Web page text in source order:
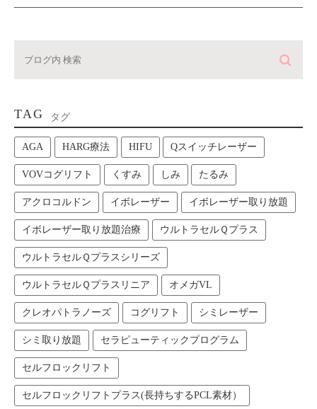
TAG タグ
AGA HARG療法 HIFU Qスイッチレーザー
VOVコグリフト くすみ しみ たるみ
アクロコルドン イボレーザー イボレーザー取り放題
イボレーザー取り放題治療 ウルトラセルＱプラス
ウルトラセルＱプラスシリーズ
ウルトラセルＱプラスリニア オメガVL
クレオパトラノーズ コグリフト シミレーザー
シミ取り放題 セラピューティックプログラム
セルフロックリフト
セルフロックリフトプラス(長持ちするPCL素材）